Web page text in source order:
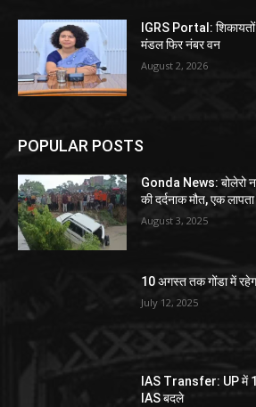
IGRS Portal: शिकायतों
मंडल फिर नंबर वन
August 2, 2026
POPULAR POSTS
Gonda News: बोलेरो
की दर्दनाक मौत, एक लापता
August 3, 2025
10 अगस्त तक गोंडा में
July 12, 2025
IAS Transfer: UP में
IAS बदले